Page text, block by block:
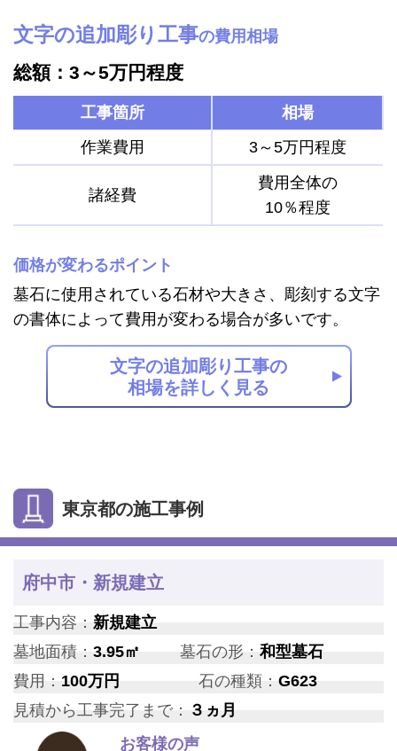
文字の追加彫り工事の費用相場
総額：3～5万円程度
工事箇所
相場
作業費用
3～5万円程度
諸経費
費用全体の
10％程度
価格が変わるポイント
墓石に使用されている石材や大きさ、彫刻する文字
の書体によって費用が変わる場合が多いです。
文字の追加彫り工事の
相場を詳しく見る
東京都の施工事例
府中市・新規建立
工事内容： 新規建立
墓地面積： 3.95㎡ 墓石の形：和型墓石
費用： 100万円 石の種類： G623
見積から工事完了まで： ３ヵ月
お客様の声